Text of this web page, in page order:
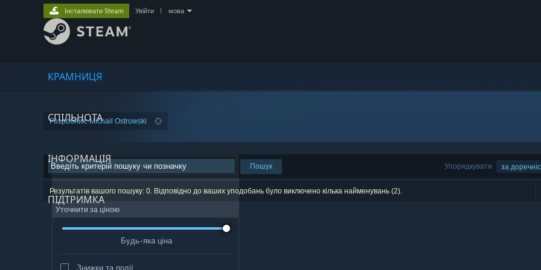
КРАМНИЦЯ
СПІЛЬНОТА
ІНФОРМАЦІЯ
ПІДТРИМКА
Інсталювати Steam Увійти мова
Розробник: Michail Ostrowski
Упорядкувати за
Пошук
Результатів вашого пошуку: 0. Відповідно до ваших уподобань було виключено кілька найменувань (2).
Уточнити за ціною
Будь-яка ціна
Знижки та події